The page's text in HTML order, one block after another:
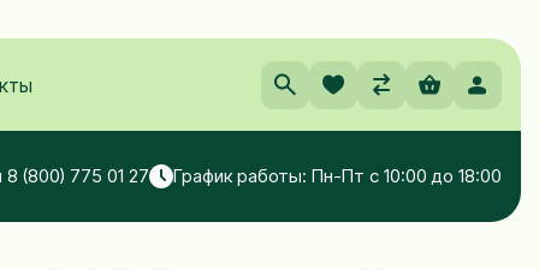
8 (800) 775 01 27 График работы: Пн-Пт с 10:00 до 18:00